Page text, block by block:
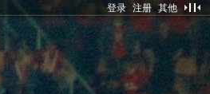
登录 注册 其他